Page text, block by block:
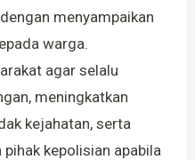
menyampaikan
warga.
agar selalu
meningkatkan
kejahatan, serta
kepolisian apabila